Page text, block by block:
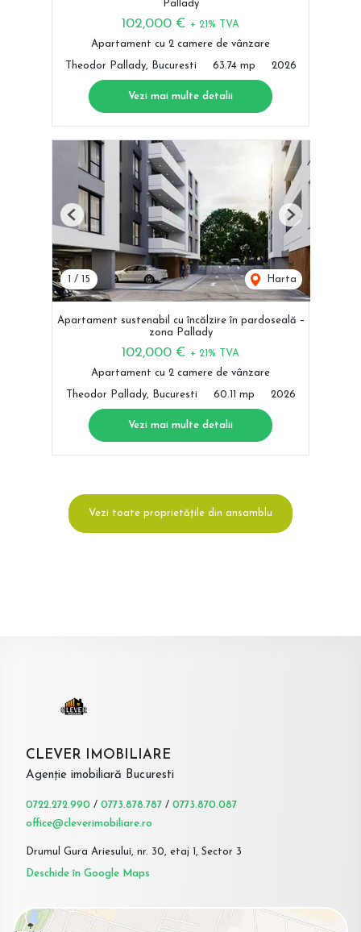
Pallady
102,000 € + 21% TVA
Apartament cu 2 camere de vânzare
Theodor Pallady, Bucuresti 63.74 mp 2026
Vezi mai multe detalii
1 / 15 Harta
Previous Next
Apartament sustenabil cu încălzire în pardoseală –
zona Pallady
102,000 € + 21% TVA
Apartament cu 2 camere de vânzare
Theodor Pallady, Bucuresti 60.11 mp 2026
Vezi mai multe detalii
Vezi toate proprietățile din ansamblu
CLEVER IMOBILIARE
Agenție imobiliară Bucuresti
0722.272.990 / 0773.878.787 / 0773.870.087
office@cleverimobiliare.ro
Drumul Gura Ariesului, nr. 30, etaj 1, Sector 3
Deschide în Google Maps